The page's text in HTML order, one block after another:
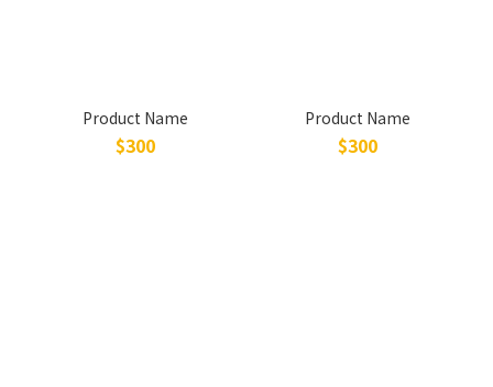
Product Name
$300
Product Name
$300